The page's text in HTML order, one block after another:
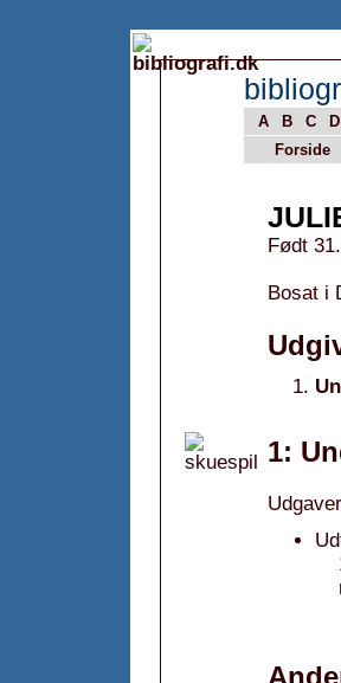
A B C D
Forside
Født
Bosat i
1: